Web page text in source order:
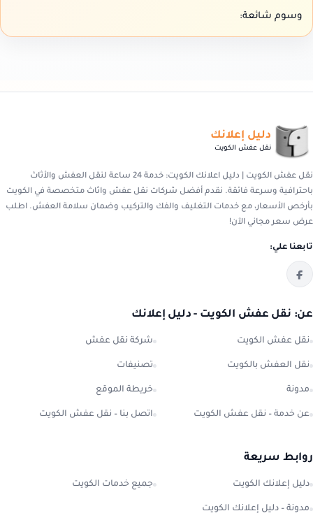
وسوم شائعة:
دليل إعلانك
نقل عفش الكويت
نقل عفش الكويت | دليل اعلانك الكويت: خدمة 24 ساعة لنقل العفش والأثاث
باحترافية وسرعة فائقة. نقدم أفضل شركات نقل عفش واثاث متخصصة في الكويت
بأرخص الأسعار، مع خدمات التغليف والفك والتركيب وضمان سلامة العفش. اطلب
عرض سعر مجاني الآن!
تابعنا علي:
عن: نقل عفش الكويت - دليل إعلانك
نقل عفش الكويت شركة نقل عفش
نقل العفش بالكويت تصنيفات
مدونة خريطة الموقع
عن خدمة – نقل عفش الكويت اتصل بنا – نقل عفش الكويت
روابط سريعة
دليل إعلانك الكويت جميع خدمات الكويت
مدونة – دليل إعلانك الكويت